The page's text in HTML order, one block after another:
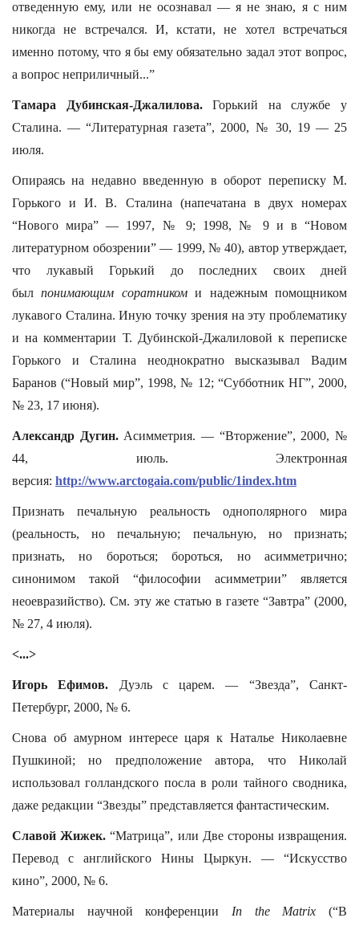
отведенную ему, или не осознавал — я не знаю, я с ним
никогда не встречался. И, кстати, не хотел встречаться
именно потому, что я бы ему обязательно задал этот вопрос,
а вопрос неприличный...”
Тамара Дубинская-Джалилова.Горький на службе у
Сталина. — “Литературная газета”, 2000, № 30, 19 — 25
июля.
Опираясь на недавно введенную в оборот переписку М.
Горького и И. В. Сталина (напечатана в двух номерах
“Нового мира” — 1997, № 9; 1998, № 9 и в “Новом
литературном обозрении” — 1999, № 40), автор утверждает,
что лукавый Горький до последних своих дней
былпонимающим соратникоми надежным помощником
лукавого Сталина. Иную точку зрения на эту проблематику
и на комментарии Т. Дубинской-Джалиловой к переписке
Горького и Сталина неоднократно высказывал Вадим
Баранов (“Новый мир”, 1998, № 12; “Субботник НГ”, 2000,
№ 23, 17 июня).
Александр Дугин.Асимметрия. — “Вторжение”, 2000, №
44, июль. Электронная
версия: http://www.arctogaia.com/public/1index.htm
Признать печальную реальность однополярного мира
(реальность, но печальную; печальную, но признать;
признать, но бороться; бороться, но асимметрично;
синонимом такой “философии асимметрии” является
неоевразийство). См. эту же статью в газете “Завтра” (2000,
№ 27, 4 июля).
<...>
Игорь Ефимов. Дуэль с царем. — “Звезда”, Санкт-
Петербург, 2000, № 6.
Снова об амурном интересе царя к Наталье Николаевне
Пушкиной; но предположение автора, что Николай
использовал голландского посла в роли тайного сводника,
даже редакции “Звезды” представляется фантастическим.
Славой Жижек. “Матрица”, или Две стороны извращения.
Перевод с английского Нины Цыркун. — “Искусство
кино”, 2000, № 6.
Материалы научной конференции In the Matrix (“В